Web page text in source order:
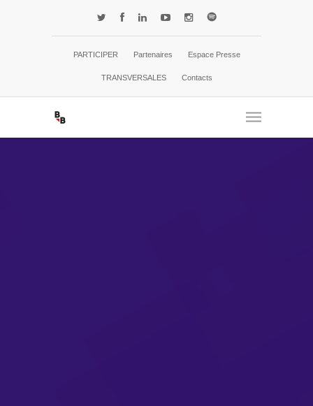
PARTICIPER Partenaires Espace Presse
TRANSVERSALES Contacts